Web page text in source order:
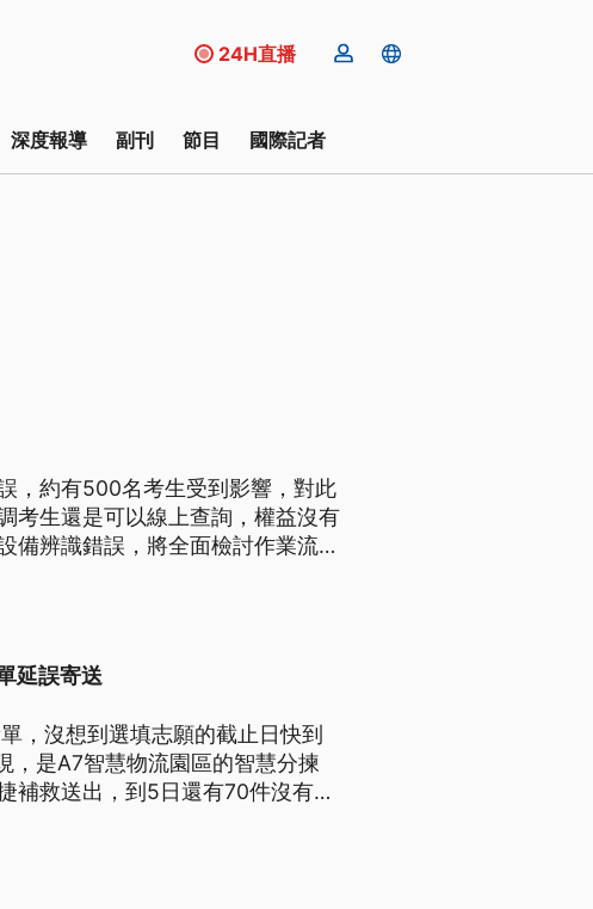
24H直播
深度報導 副刊 節目 國際記者
，約有500名考生受到影響，對此
考生還是可以線上查詢，權益沒有
備辨識錯誤，將全面檢討作業流
延誤寄送
，沒想到選填志願的截止日快到
，是A7智慧物流園區的智慧分揀
補救送出，到5日還有70件沒有聯